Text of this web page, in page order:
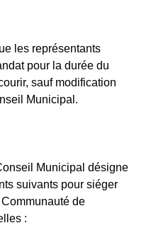
les représentants
pour la durée du
sauf modification
Municipal.
Municipal désigne
suivants pour siéger
de
: